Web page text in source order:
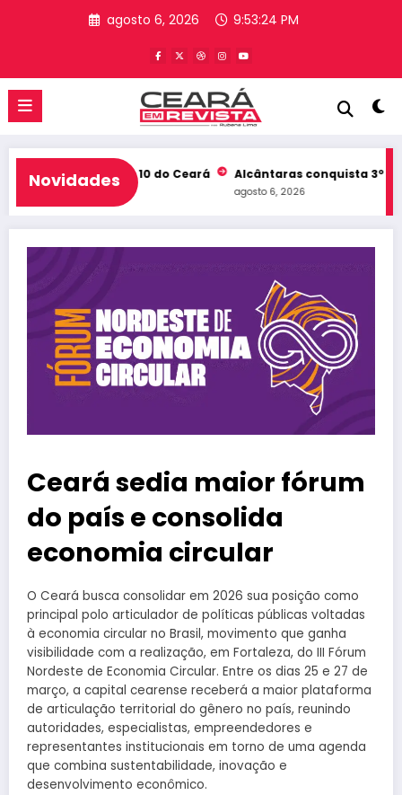
agosto 6, 2026 9:53:25 PM
Novidades
e entra no Top 10 do Ceará Alcântaras conquista 3º lugar
agosto 6, 2026
Ceará sedia maior fórum
do país e consolida
economia circular
O Ceará busca consolidar em 2026 sua posição como
principal polo articulador de políticas públicas voltadas
à economia circular no Brasil, movimento que ganha
visibilidade com a realização, em Fortaleza, do III Fórum
Nordeste de Economia Circular. Entre os dias 25 e 27 de
março, a capital cearense receberá a maior plataforma
de articulação territorial do gênero no país, reunindo
autoridades, especialistas, empreendedores e
representantes institucionais em torno de uma agenda
que combina sustentabilidade, inovação e
desenvolvimento econômico.